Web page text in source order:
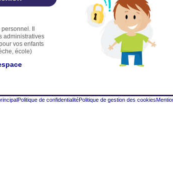
Il
administratives
vos enfants
école)
Politique de confidentialitéPolitique de gestion des cookies